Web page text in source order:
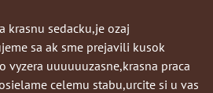
krasnu sedacku,je ozaj
sa ak sme prejavili kusok
vyzera uuuuuuzasne,krasna praca
celemu stabu,urcite si u vas